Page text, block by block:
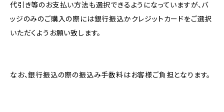
代引き等のお支払い方法も選択できるようになっていますが、バ
ッジのみのご購入の際には銀行振込かクレジットカードをご選択
いただくようお願い致します。
なお、銀行振込の際の振込み手数料はお客様ご負担となります。